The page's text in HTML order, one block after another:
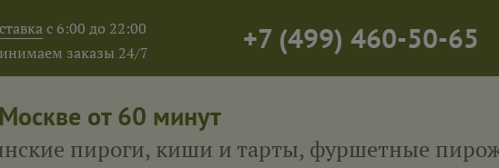
с 6:00 до 22:00
заказы 24/7
+7(499) 460-50-65
от 60 минут
пироги, киши и тарты, фуршетные